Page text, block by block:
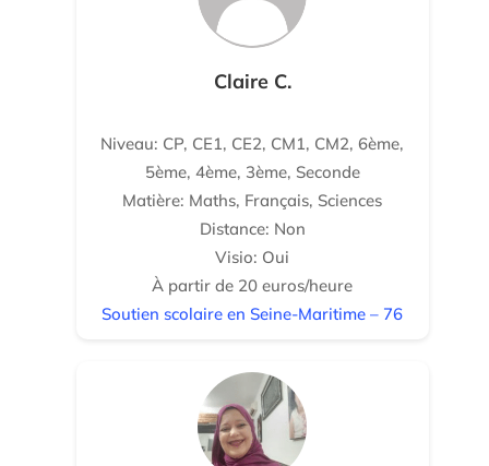
Claire C.
Niveau: CP, CE1, CE2, CM1, CM2, 6ème,
5ème, 4ème, 3ème, Seconde
Matière: Maths, Français, Sciences
Distance: Non
Visio: Oui
À partir de 20 euros/heure
Soutien scolaire en Seine-Maritime – 76